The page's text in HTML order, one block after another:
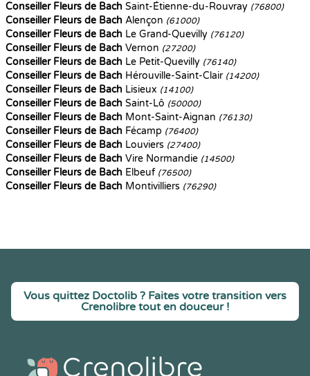
Conseiller Fleurs de Bach Saint-Étienne-du-Rouvray (76800)
Conseiller Fleurs de Bach Alençon (61000)
Conseiller Fleurs de Bach Le Grand-Quevilly (76120)
Conseiller Fleurs de Bach Vernon (27200)
Conseiller Fleurs de Bach Le Petit-Quevilly (76140)
Conseiller Fleurs de Bach Hérouville-Saint-Clair (14200)
Conseiller Fleurs de Bach Lisieux (14100)
Conseiller Fleurs de Bach Saint-Lô (50000)
Conseiller Fleurs de Bach Mont-Saint-Aignan (76130)
Conseiller Fleurs de Bach Fécamp (76400)
Conseiller Fleurs de Bach Louviers (27400)
Conseiller Fleurs de Bach Vire Normandie (14500)
Conseiller Fleurs de Bach Elbeuf (76500)
Conseiller Fleurs de Bach Montivilliers (76290)
Vous quittez Doctolib ? Faites votre transition vers
Crenolibre tout en douceur !